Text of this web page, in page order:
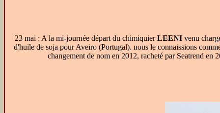
23 mai : A la mi-journée départ du chimiquierLEENIvenu
d'huile de soja pour Aveiro (Portugal). nous le connaissions
changement de nom en 2012, racheté par Seatrend en